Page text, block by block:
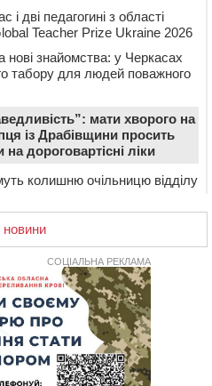
і дві педагогині з області
Teacher Prize Ukraine 2026
нові знайомства: у Черкасах
табору для людей поважного
мати хворого на
із Драбівщини просить
дороговартісні ліки
колишню очільницю відділу
електрики за завищеною
оновлюють дорожню
закладів (ФОТОФАКТ)
і чемпіона світу в
реабілітаційний центр
заборону міськради,
новини
СОЦІАЛЬНА РЕКЛАМА